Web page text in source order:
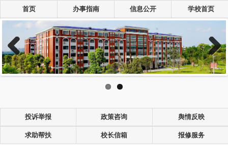
首页 办事指南 信息公开 学校首页
Previous Next
投诉举报 政策咨询 舆情反映
求助帮扶 校长信箱 报修服务